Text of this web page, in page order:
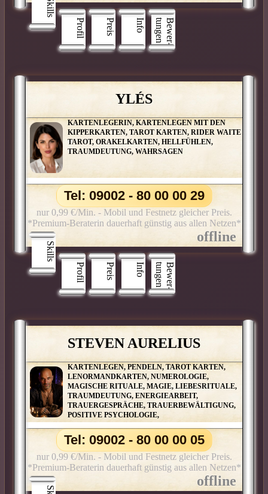
Skills
Profil
Preis Info B
e
w
e
r
­
t
u
n
g
e
n
YLÉS
KARTENLEGERIN, KARTENLEGEN MIT DEN
KIPPERKARTEN, TAROT KARTEN, RIDER WAITE
TAROT, ORAKELKARTEN, HELLFÜHLEN,
TRAUMDEUTUNG, WAHRSAGEN
Skills
Profil
Preis Info B
e
w
e
r
­
t
u
n
g
e
n
Tel: 09002 - 80 00 00 29
nur 0,99 €/Min. - Mobil und Festnetz gleicher Preis.
*Premium-Beraterin dauerhaft günstig aus allen Netzen*
STEVEN AURELIUS
KARTENLEGEN, PENDELN, TAROT KARTEN,
LENORMANDKARTEN, NUMEROLOGIE,
MAGISCHE RITUALE, MAGIE, LIEBESRITUALE,
TRAUMDEUTUNG, ENERGIEARBEIT,
TRAUERGESPRÄCHE, TRAUERBEWÄLTIGUNG,
POSITIVE PSYCHOLOGIE,
Tel: 09002 - 80 00 00 05
nur 0,99 €/Min. - Mobil und Festnetz gleicher Preis.
*Premium-Beraterin dauerhaft günstig aus allen Netzen*